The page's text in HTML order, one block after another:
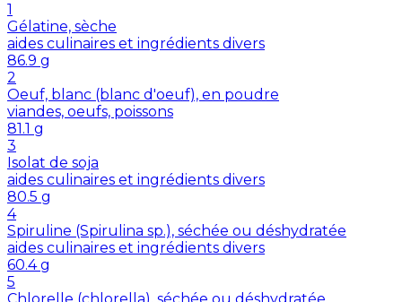
1
Gélatine, sèche
aides culinaires et ingrédients divers
86.9 g
2
Oeuf, blanc (blanc d'oeuf), en poudre
viandes, oeufs, poissons
81.1 g
3
Isolat de soja
aides culinaires et ingrédients divers
80.5 g
4
Spiruline (Spirulina sp.), séchée ou déshydratée
aides culinaires et ingrédients divers
60.4 g
5